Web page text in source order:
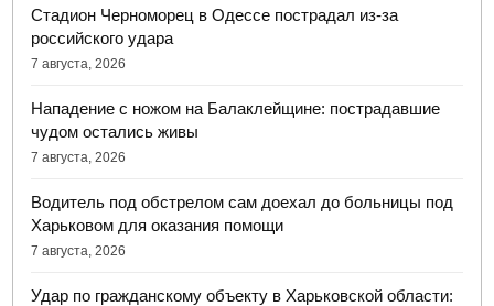
Стадион Черноморец в Одессе пострадал из-за
российского удара
7 августа, 2026
Нападение с ножом на Балаклейщине: пострадавшие
чудом остались живы
7 августа, 2026
Водитель под обстрелом сам доехал до больницы под
Харьковом для оказания помощи
7 августа, 2026
Удар по гражданскому объекту в Харьковской области: